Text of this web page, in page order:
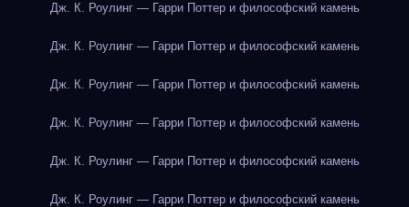
Дж. К. Роулинг — Гарри Поттер и философский камень
Дж. К. Роулинг — Гарри Поттер и философский камень
Дж. К. Роулинг — Гарри Поттер и философский камень
Дж. К. Роулинг — Гарри Поттер и философский камень
Дж. К. Роулинг — Гарри Поттер и философский камень
Дж. К. Роулинг — Гарри Поттер и философский камень